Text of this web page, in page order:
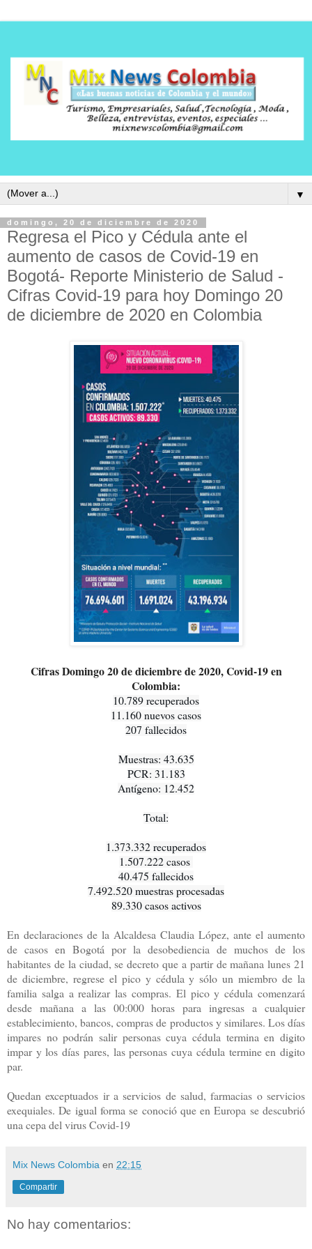
▼
domingo, 20 de diciembre de 2020
Regresa el Pico y Cédula ante el
aumento de casos de Covid-19 en
Bogotá- Reporte Ministerio de Salud -
Cifras Covid-19 para hoy Domingo 20
de diciembre de 2020 en Colombia
Cifras Domingo 20 de diciembre de 2020, Covid-19 en
Colombia:
10.789 recuperados
11.160 nuevos casos
207 fallecidos
Muestras: 43.635
PCR: 31.183
Antígeno: 12.452
Total:
1.373.332 recuperados
1.507.222 casos
40.475 fallecidos
7.492.520 muestras procesadas
89.330 casos activos
En declaraciones de la Alcaldesa Claudia López, ante el aumento
de casos en Bogotá por la desobediencia de muchos de los
habitantes de la ciudad, se decreto que a partir de mañana lunes 21
de diciembre, regrese el pico y cédula y sólo un miembro de la
familia salga a realizar las compras. El pico y cédula comenzará
desde mañana a las 00:000 horas para ingresas a cualquier
establecimiento, bancos, compras de productos y similares. Los días
impares no podrán salir personas cuya cédula termina en digito
impar y los días pares, las personas cuya cédula termine en digito
par.
Quedan exceptuados ir a servicios de salud, farmacias o servicios
exequiales. De igual forma se conoció que en Europa se descubrió
una cepa del virus Covid-19
Mix News Colombia en 22:15
Compartir
No hay comentarios: